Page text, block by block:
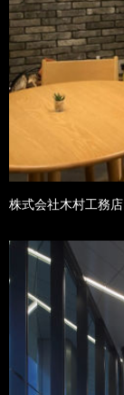
株式会社木村工務店